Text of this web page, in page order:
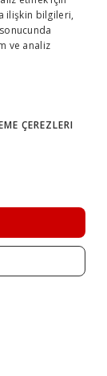
ilişkin bilgileri,
ve analiz
ÇEREZLERI